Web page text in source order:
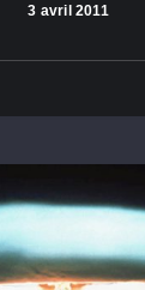
3 avril 2011